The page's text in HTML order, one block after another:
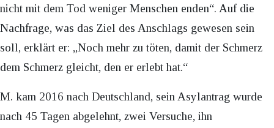
nicht mit dem Tod weniger Menschen enden“. Auf die
Nachfrage, was das Ziel des Anschlags gewesen sein
soll, erklärt er: „Noch mehr zu töten, damit der Schmerz
dem Schmerz gleicht, den er erlebt hat.“
M. kam 2016 nach Deutschland, sein Asylantrag wurde
nach 45 Tagen abgelehnt, zwei Versuche, ihn